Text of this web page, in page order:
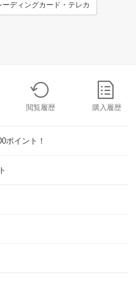
ーディングカード・テレカ
閲覧履歴 購入履歴
ポイント！